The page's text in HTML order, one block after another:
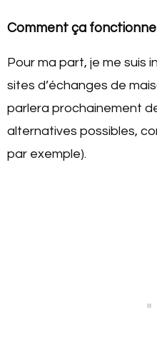
Comment ça fonctionne
Pour ma part, je me suis
sites d’échanges de
parlera prochainement
alternatives possibles,
par exemple).